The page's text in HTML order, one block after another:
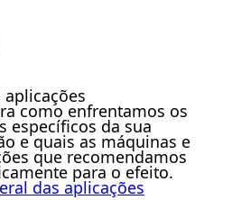
aplicações
como enfrentamos os
específicos da sua
e quais as máquinas e
que recomendamos
para o efeito.
das aplicações